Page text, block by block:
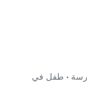
• طفل في